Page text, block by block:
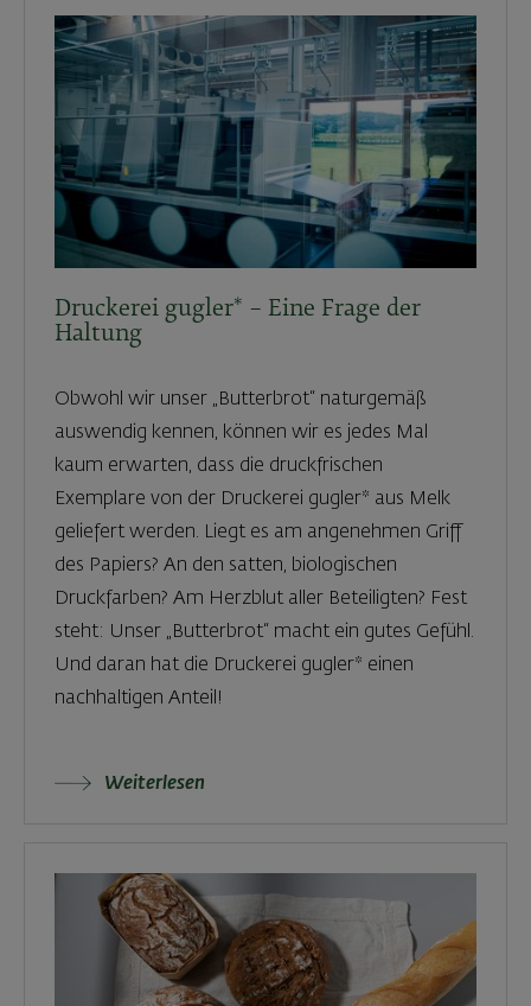
Druckerei gugler* – Eine Frage der
Haltung
Obwohl wir unser „Butterbrot“ naturgemäß
auswendig kennen, können wir es jedes Mal
kaum erwarten, dass die druckfrischen
Exemplare von der Druckerei gugler* aus Melk
geliefert werden. Liegt es am angenehmen Griff
des Papiers? An den satten, biologischen
Druckfarben? Am Herzblut aller Beteiligten? Fest
steht: Unser „Butterbrot“ macht ein gutes Gefühl.
Und daran hat die Druckerei gugler* einen
nachhaltigen Anteil!
Weiterlesen